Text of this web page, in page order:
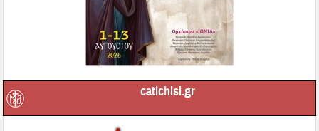
catichisi.gr